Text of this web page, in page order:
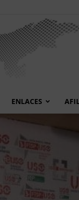
USO
Cantabria
ENLACES